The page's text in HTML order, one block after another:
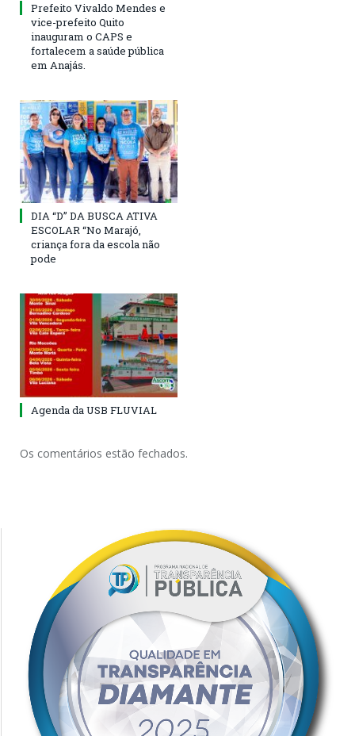
Prefeito Vivaldo Mendes e
vice-prefeito Quito
inauguram o CAPS e
fortalecem a saúde pública
em Anajás.
DIA “D” DA BUSCA ATIVA
ESCOLAR “No Marajó,
criança fora da escola não
pode
Agenda da USB FLUVIAL
Os comentários estão fechados.